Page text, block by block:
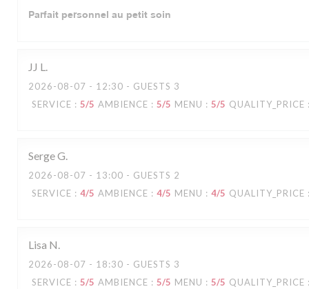
Parfait personnel au petit soin
JJ L
2026-08-07 - 12:30 - GUESTS 3
SERVICE : 5/5 AMBIENCE : 5/5 MENU : 5/5 QUALITY_PRICE
SergeG
2026-08-07 - 13:00 - GUESTS 2
SERVICE : 4/5 AMBIENCE : 4/5 MENU : 4/5 QUALITY_PRICE
Lisa N
2026-08-07 - 18:30 - GUESTS 3
SERVICE : 5/5 AMBIENCE : 5/5 MENU : 5/5 QUALITY_PRICE